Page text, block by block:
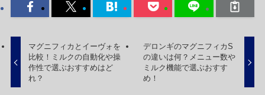
マグニフィカとイーヴォを
比較！ミルクの自動化や操
作性で選ぶおすすめはど
れ？
デロンギのマグニフィカS
の違いは何？メニュー数や
ミルク機能で選ぶおすす
め！